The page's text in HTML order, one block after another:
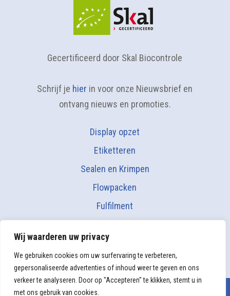
Wij waarderen uw privacy
We gebruiken cookies om uw surfervaring te verbeteren,
gepersonaliseerde advertenties of inhoud weer te geven en ons
verkeer te analyseren. Door op "Accepteren" te klikken, stemt u in
met ons gebruik van cookies.
Gecertificeerd door Skal Biocontrole
Schrijf je hier in voor onze Nieuwsbrief en
ontvang nieuws en promoties.
Display opzet
Etiketteren
Sealen en Krimpen
Flowpacken
Fulfilment
Vacatures
© 2026MakkHandling |